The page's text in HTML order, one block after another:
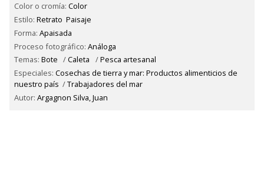
Color o cromía: Color
Estilo: Retrato Paisaje
Forma: Apaisada
Proceso fotográfico: Análoga
Temas: Bote /Caleta /Pesca artesanal
Especiales: Cosechas de tierra y mar: Productos alimenticios de
nuestro país /Trabajadores del mar
Autor: Argagnon Silva, Juan